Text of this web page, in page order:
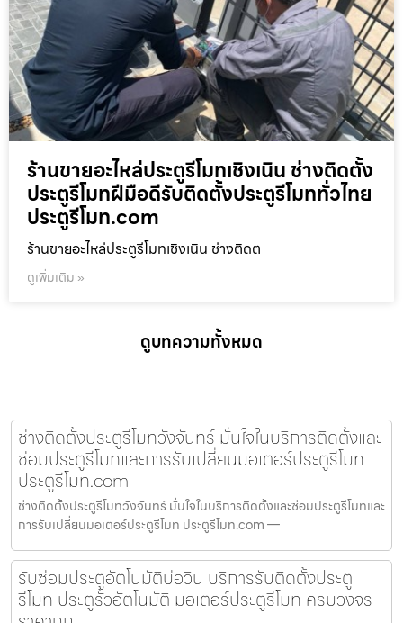
ร้านขายอะไหล่ประตูรีโมทเชิงเนิน ช่างติดตั้ง
ประตูรีโมทฝีมือดีรับติดตั้งประตูรีโมททั่วไทย
ประตูรีโมท.com
ร้านขายอะไหล่ประตูรีโมทเชิงเนิน ช่างติดต
ดูเพิ่มเติม »
ดูบทความทั้งหมด
ช่างติดตั้งประตูรีโมทวังจันทร์ มั่นใจในบริการติดตั้งและ
ซ่อมประตูรีโมทและการรับเปลี่ยนมอเตอร์ประตูรีโมท
ประตูรีโมท.com
ช่างติดตั้งประตูรีโมทวังจันทร์ มั่นใจในบริการติดตั้งและซ่อมประตูรีโมทและ
การรับเปลี่ยนมอเตอร์ประตูรีโมท ประตูรีโมท.com —
รับซ่อมประตูอัตโนมัติบ่อวิน บริการรับติดตั้งประตู
รีโมท ประตูรั้วอัตโนมัติ มอเตอร์ประตูรีโมท ครบวงจร